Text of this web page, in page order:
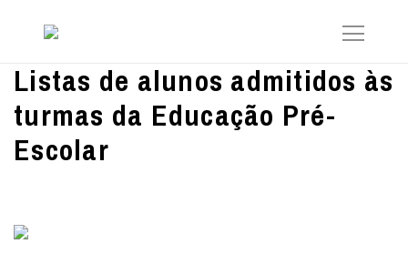
Listas de alunos admitidos às
turmas da Educação Pré-
Escolar